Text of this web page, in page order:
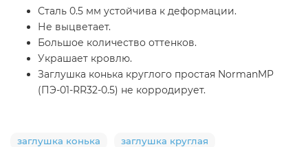
Сталь 0.5 мм устойчива к деформации.
Не выцветает.
Большое количество оттенков.
Украшает кровлю.
Заглушка конька круглого простая NormanMP
(ПЭ-01-RR32-0.5) не корродирует.
заглушка конька заглушка круглая